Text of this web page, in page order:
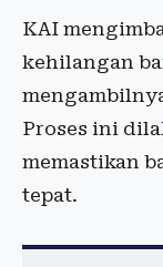
KAI
kehilangan
Proses ini
memastikan
tepat.